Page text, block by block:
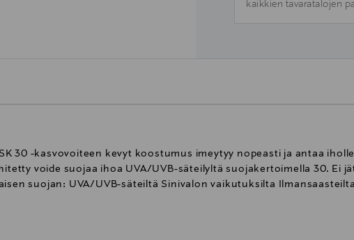
kaikkien tavaratalojen
30 -kasvovoiteen kevyt koostumus imeytyy nopeasti ja antaa
voide suojaa ihoa UVA/UVB-säteilyltä suojakertoimella 30. Ei
suojan: UVA/UVB-säteiltä Sinivalon vaikutuksilta